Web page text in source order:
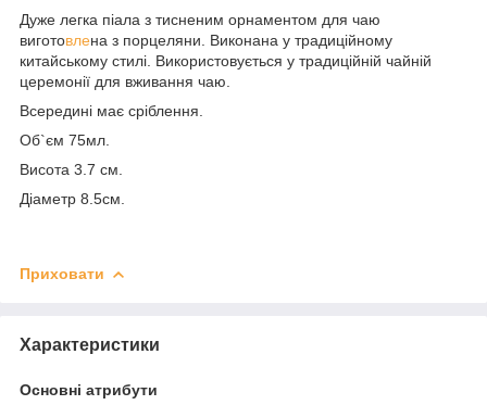
Дуже легка піала з тисненим орнаментом для чаю
виготовлена з порцеляни. Виконана у традиційному
китайському стилі. Використовується у традиційній чайній
церемонії для вживання чаю.
Всередині має сріблення.
Об`єм 75мл.
Висота 3.7 см.
Діаметр 8.5см.
Приховати
Характеристики
Основні атрибути